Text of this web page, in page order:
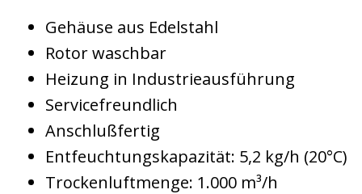
Gehäuse aus Edelstahl
Rotor waschbar
Heizung in Industrieausführung
Servicefreundlich
Anschlußfertig
Entfeuchtungskapazität: 5,2 kg/h (20°C)
Trockenluftmenge: 1.000 m³/h